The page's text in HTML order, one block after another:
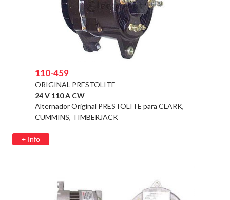
110-459
ORIGINAL PRESTOLITE
24 V 110 A CW
Alternador Original PRESTOLITE para CLARK,
CUMMINS, TIMBERJACK
+ Info